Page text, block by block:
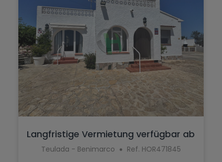
Langfristige Vermietung verfügbar ab
Teulada - Benimarco Ref. HOR471845